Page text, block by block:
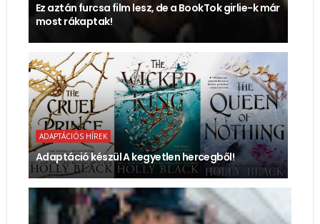
Ez aztán furcsa film lesz, de a BookTok girlie-k már
most rákaptak!
ADAPTÁCIÓS HÍREK
Adaptáció készül A kegyetlen hercegből!